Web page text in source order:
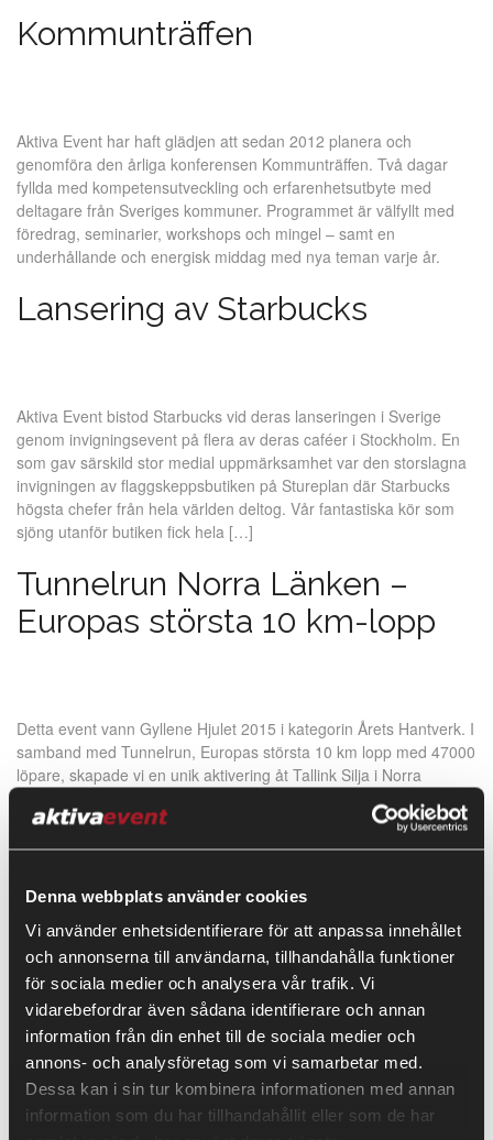
Denna webbplats använder cookies
Vi använder enhetsidentifierare för att anpassa innehållet
och annonserna till användarna, tillhandahålla funktioner
för sociala medier och analysera vår trafik. Vi
vidarebefordrar även sådana identifierare och annan
information från din enhet till de sociala medier och
annons- och analysföretag som vi samarbetar med.
Dessa kan i sin tur kombinera informationen med annan
information som du har tillhandahållit eller som de har
Kommunträffen
Aktiva Event har haft glädjen att sedan 2012 planera och
genomföra den årliga konferensen Kommunträffen. Två dagar
fyllda med kompetensutveckling och erfarenhetsutbyte med
deltagare från Sveriges kommuner. Programmet är välfyllt med
föredrag, seminarier, workshops och mingel – samt en
underhållande och energisk middag med nya teman varje år.
Lansering av Starbucks
Aktiva Event bistod Starbucks vid deras lanseringen i Sverige
genom invigningsevent på flera av deras caféer i Stockholm. En
som gav särskild stor medial uppmärksamhet var den storslagna
invigningen av flaggskeppsbutiken på Stureplan där Starbucks
högsta chefer från hela världen deltog. Vår fantastiska kör som
sjöng utanför butiken fick hela […]
Tunnelrun Norra Länken –
Europas största 10 km-lopp
Detta event vann Gyllene Hjulet 2015 i kategorin Årets Hantverk. I
samband med Tunnelrun, Europas största 10 km lopp med 47000
löpare, skapade vi en unik aktivering åt Tallink Silja i Norra
till fantastiska reaktioner hos löparna och blev den mest
ihågkomna aktiveringen […]
Stämningshöjare på Mood
Stockholm
I jultider ordnade vi flera unika stämningshöjare i Mood för att
bidra till en glad miljö och bidra till inspiration. Det inleddes med
att Årets Konditor stod en hel lördag och bakade nougat, fudge
och geléhallon så alla kunde se. Under tiden hon bakade kunde